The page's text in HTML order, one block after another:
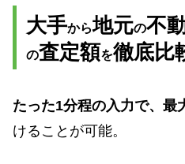
大手から地元の不
の査定額を徹底比
たった1分程の入力で、最
けることが可能。